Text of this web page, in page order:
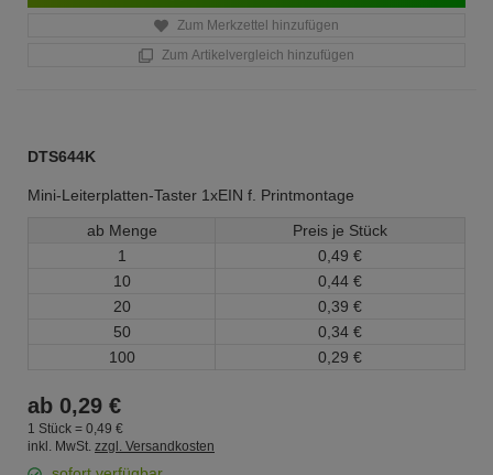
Zum Merkzettel hinzufügen
Zum Artikelvergleich hinzufügen
DTS644K
Mini-Leiterplatten-Taster 1xEIN f. Printmontage
ab Menge
Preis je Stück
1
0, 49 €
10
0, 44 €
20
0, 39 €
50
0, 34 €
100
0, 29 €
ab 0,29 €
1 Stück = 0, 49 €
inkl. MwSt. zzgl. Versandkosten